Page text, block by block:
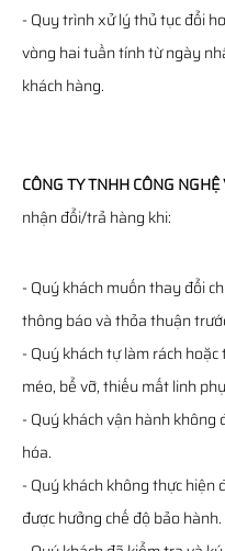
- Quy trình xử lý thủ tục đổi
vòng hai tuần tính từ ngày
khách hàng.
CÔNG TY TNHH CÔNG
nhận đổi/trả hàng khi:
- Quý khách muốn thay đổi
thông báo và thỏa thuận
- Quý khách tự làm rách
méo, bể vỡ, thiếu mất linh
- Quý khách vận hành không
hóa.
- Quý khách không thực hiện
được hưởng chế độ bảo hành.